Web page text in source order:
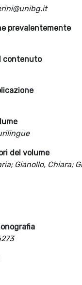
prevalentemente
contenuto
del volume
Gianollo, Chiara;